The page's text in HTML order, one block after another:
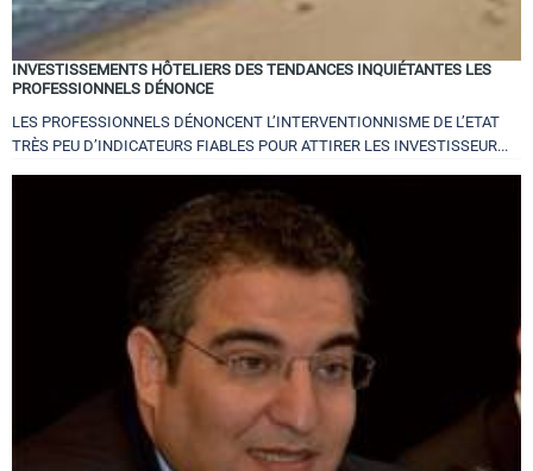
Hotels
Evenements
INVESTISSEMENTS HÔTELIERS DES TENDANCES INQUIÉTANTES LES
PROFESSIONNELS DÉNONCE
LES PROFESSIONNELS DÉNONCENT L’INTERVENTIONNISME DE L’ETAT
TRÈS PEU D’INDICATEURS FIABLES POUR ATTIRER LES INVESTISSEUR...